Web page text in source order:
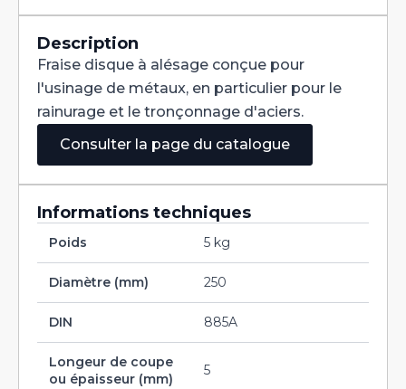
Denture
DIN
885A
HSS
250X5X40
Description
Fraise disque à alésage conçue pour
l'usinage de métaux, en particulier pour le
rainurage et le tronçonnage d'aciers.
Consulter la page du catalogue
Informations techniques
Poids 5 kg
Diamètre (mm) 250
DIN 885A
Longeur de coupe
ou épaisseur (mm)
5